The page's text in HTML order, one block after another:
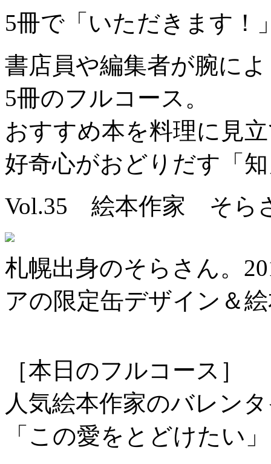
5冊で「いただきます！
書店員や編集者が腕に
5冊のフルコース。
おすすめ本を料理に見
好奇心がおどりだす「
Vol.35 絵本作家 そら
札幌出身のそらさん。
アの限定缶デザイン＆
［本日のフルコース］
人気絵本作家のバレン
「この愛をとどけたい